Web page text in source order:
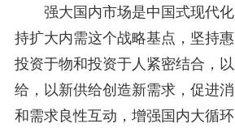
强大国内市场是中国式现代
持扩大内需这个战略基点，坚持惠
投资于物和投资于人紧密结合，
给，以新供给创造新需求，促进
和需求良性互动，增强国内大循